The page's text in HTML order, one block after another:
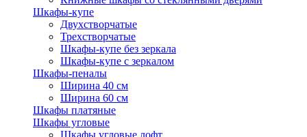
Шкафы-купе
Двухстворчатые
Трехстворчатые
Шкафы-купе без зеркала
Шкафы-купе с зеркалом
Шкафы-пеналы
Ширина 40 см
Ширина 60 см
Шкафы платяные
Шкафы угловые
Шкафы угловые лофт